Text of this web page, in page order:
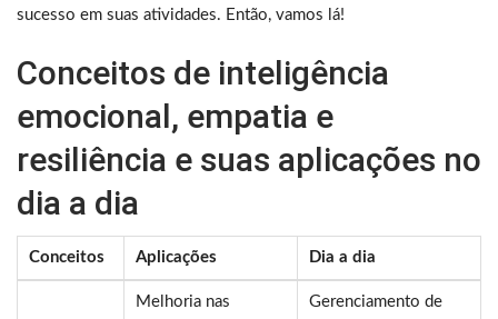
sucesso em suas atividades. Então, vamos lá!
Conceitos de inteligência
emocional, empatia e
resiliência e suas aplicações no
dia a dia
Conceitos Aplicações Dia a dia
Melhoria nas
Gerenciamento de